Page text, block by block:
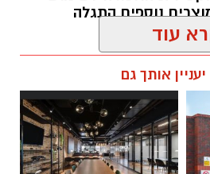
ועמידה מול קהל.
והובלת צוות.
פרויקטים מיוחדים
יוזמה ויצירתיות.
נוספים התגלה
כמסרטןעוד
יעניין אותך גם